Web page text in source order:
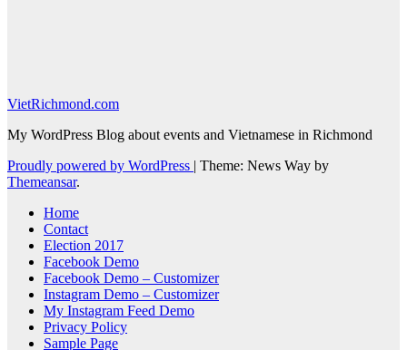
VietRichmond.com
My WordPress Blog about events and Vietnamese in Richmond
Proudly powered by WordPress | Theme: News Way by
Themeansar.
Home
Contact
Election 2017
Facebook Demo
Facebook Demo – Customizer
Instagram Demo – Customizer
My Instagram Feed Demo
Privacy Policy
Sample Page